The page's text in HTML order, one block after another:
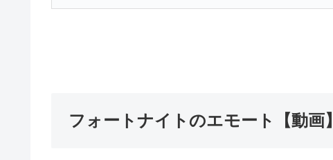
フォートナイトのエモート【動画】